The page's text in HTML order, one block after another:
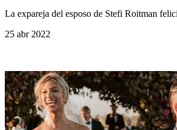
La expareja del esposo de Stefi Roitman
25 abr 2022